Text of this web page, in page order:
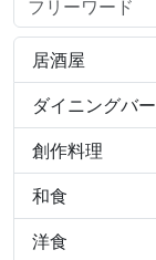
居酒屋
ダイニングバ
創作料理
和食
洋食